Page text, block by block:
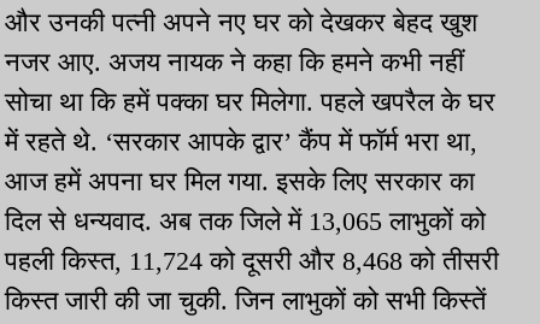
और उनकी पत्नी अपने नए घर को देखकर बेहद खुश
नजर आए. अजय नायक ने कहा कि हमने कभी नहीं
सोचा था कि हमें पक्का घर मिलेगा. पहले खपरैल के घर
में रहते थे. ‘सरकार आपके द्वार’ कैंप में फॉर्म भरा था,
आज हमें अपना घर मिल गया. इसके लिए सरकार का
दिल से धन्यवाद. अब तक जिले में 13,065 लाभुकों को
पहली किस्त, 11,724 को दूसरी और 8,468 को तीसरी
किस्त जारी की जा चुकी. जिन लाभुकों को सभी किस्तें